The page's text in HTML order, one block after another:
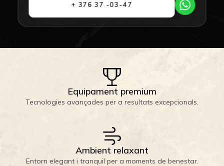
+ 376 37 -03-47
Equipament premium
Tecnologies avançades per a resultats excepcionals.
Ambient relaxant
Entorn elegant i tranquil per a moments de benestar.